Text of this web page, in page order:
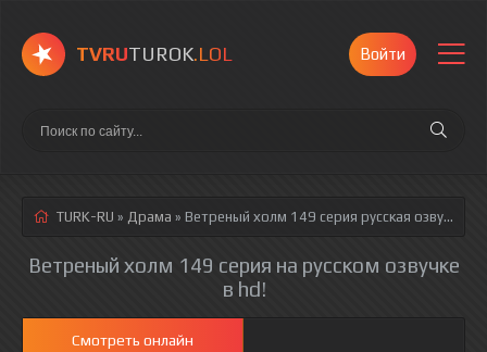
TVRUTUROK.LOL Войти
TURK-RU » Драма » Ветреный холм 149 серия русская озвучка полностью смотреть онлайн!
Ветреный холм 149 серия на русском озвучке
в hd!
Смотреть онлайн